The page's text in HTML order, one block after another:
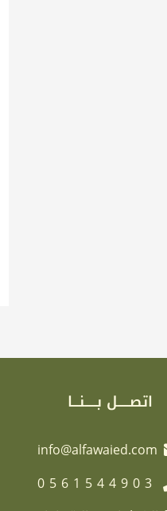
اتصـــــل بـــــنـــا
info@alfawaied.com
0561544903